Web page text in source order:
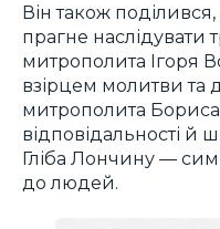
Він також
прагне наслідувати
митрополита Ігоря
взірцем молитви та
митрополита
відповідальності й
Гліба Лончину —
до людей.